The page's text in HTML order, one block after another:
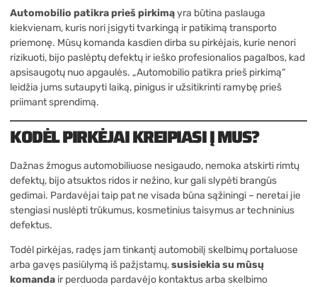
Automobilio patikra prieš pirkimąyra būtina paslauga
kiekvienam, kuris nori įsigyti tvarkingą ir patikimą transporto
priemonę. Mūsų komanda kasdien dirba su pirkėjais, kurie nenori
rizikuoti, bijo paslėptų defektų ir ieško profesionalios pagalbos, kad
apsisaugotų nuo apgaulės. „Automobilio patikra prieš pirkimą“
leidžia jums sutaupyti laiką, pinigus ir užsitikrinti ramybę prieš
priimant sprendimą.
KODĖL PIRKĖJAI KREIPIASI Į MUS?
Dažnas žmogus automobiliuose nesigaudo, nemoka atskirti rimtų
defektų, bijo atsuktos ridos ir nežino, kur gali slypėti brangūs
gedimai. Pardavėjai taip pat ne visada būna sąžiningi – neretai jie
stengiasi nuslėpti trūkumus, kosmetinius taisymus ar techninius
defektus.
Todėl pirkėjas, radęs jam tinkantį automobilį skelbimų portaluose
arba gavęs pasiūlymą iš pažįstamų,susisiekia sumūsų
komanda ir perduoda pardavėjo kontaktus arba skelbimo